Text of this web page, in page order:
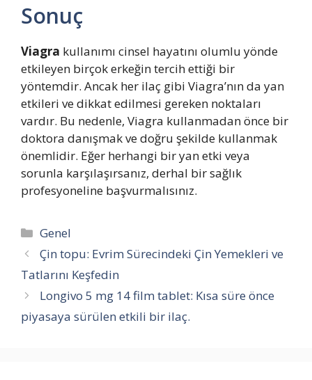
Sonuç
Viagra kullanımı cinsel hayatını olumlu yönde
etkileyen birçok erkeğin tercih ettiği bir
yöntemdir. Ancak her ilaç gibi Viagra’nın da yan
etkileri ve dikkat edilmesi gereken noktaları
vardır. Bu nedenle, Viagra kullanmadan önce bir
doktora danışmak ve doğru şekilde kullanmak
önemlidir. Eğer herhangi bir yan etki veya
sorunla karşılaşırsanız, derhal bir sağlık
profesyoneline başvurmalısınız.
Kategoriler
Genel
Çin topu: Evrim Sürecindeki Çin Yemekleri ve
Tatlarını Keşfedin
Longivo 5 mg 14 film tablet: Kısa süre önce
piyasaya sürülen etkili bir ilaç.